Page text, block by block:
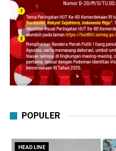
POPULER
HEADLINE